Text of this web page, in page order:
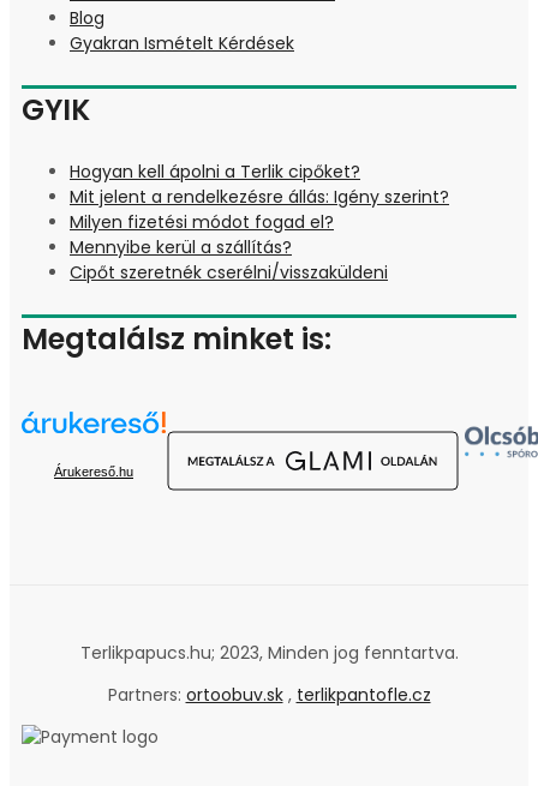
Blog
Gyakran Ismételt Kérdések
GYIK
Hogyan kell ápolni a Terlik cipőket?
Mit jelent a rendelkezésre állás: Igény szerint?
Milyen fizetési módot fogad el?
Mennyibe kerül a szállítás?
Cipőt szeretnék cserélni/visszaküldeni
Megtalálsz minket is:
Árukereső.hu
Terlikpapucs.hu; 2023, Minden jog fenntartva.
Partners: ortoobuv.sk, terlikpantofle.cz